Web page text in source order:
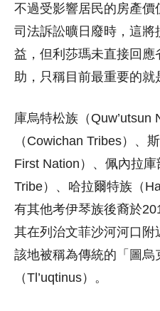
不過受影響居民的房產
司法訴訟曠日廢時，這將
益，但利莎瑪未直接回
助，只稱目前最重要的就
庫烏特松族（Quw’utsun
（Cowichan Tribes）、
First Nation）、佩內拉
Tribe）、哈拉爾特族（
有其他考伊琴族後裔於
其在列治文菲沙河河口
該地被稱為傳統的「圖烏
（Tl’uqtinus）。